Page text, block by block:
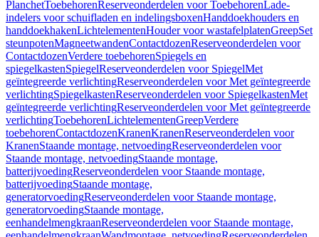
PlanchetToebehorenReserveonderdelen voor ToebehorenLade-
indelers voor schuifladen en indelingsboxenHanddoekhouders en
handdoekhakenLichtelementenHouder voor wastafelplatenGreepSet
steunpotenMagneetwandenContactdozenReserveonderdelen voor
ContactdozenVerdere toebehorenSpiegels en
spiegelkastenSpiegelReserveonderdelen voor SpiegelMet
geïntegreerde verlichtingReserveonderdelen voor Met geïntegreerde
verlichtingSpiegelkastenReserveonderdelen voor SpiegelkastenMet
geïntegreerde verlichtingReserveonderdelen voor Met geïntegreerde
verlichtingToebehorenLichtelementenGreepVerdere
toebehorenContactdozenKranenKranenReserveonderdelen voor
KranenStaande montage, netvoedingReserveonderdelen voor
Staande montage, netvoedingStaande montage,
batterijvoedingReserveonderdelen voor Staande montage,
batterijvoedingStaande montage,
generatorvoedingReserveonderdelen voor Staande montage,
generatorvoedingStaande montage,
eenhandelmengkraanReserveonderdelen voor Staande montage,